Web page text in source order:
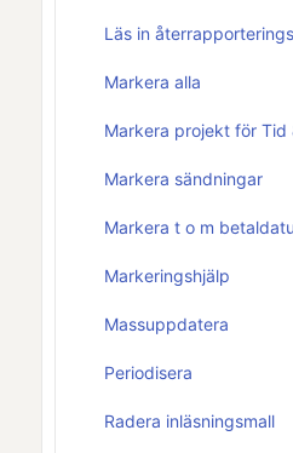
Läs in
Markera alla
Markera projekt för Tid
Markera sändningar
Markera t o m
Markeringshjälp
Massuppdatera
Periodisera
Radera inläsningsmall